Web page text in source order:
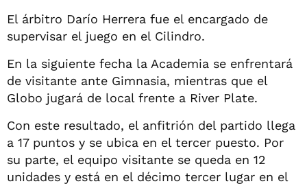
El árbitro Darío Herrera fue el encargado de
supervisar el juego en el Cilindro.
En la siguiente fecha la Academia se enfrentará
de visitante ante Gimnasia, mientras que el
Globo jugará de local frente a River Plate.
Con este resultado, el anfitrión del partido llega
a 17 puntos y se ubica en el tercer puesto. Por
su parte, el equipo visitante se queda en 12
unidades y está en el décimo tercer lugar en el